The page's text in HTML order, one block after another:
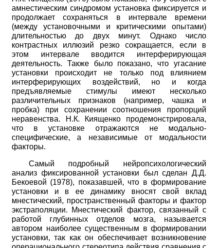
амнестическим синдромом установка фиксируется и
продолжает сохраняться в интервале времени
(между установочными и критическими опытами)
длительностью до двух минут. Однако число
контрастных иллюзий резко сокращается, если в
этом интервале вводится интерферирующая
деятельность. Также было показано, что угасание
установки происходит не только под влиянием
интерферирующих воздействий, но и когда
предъявляемые стимулы имеют несколько
различительных признаков (например, чашка и
пробка) при сохранении соотношения пропорций
неравенства. Н.К. Киященко продемонстрировала,
что в установке отражаются не модально-
специфические, а независимые от модальности
факторы.
Самый подробный нейропсихологический
анализ фиксированной установки был сделан Д.Д.
Бекоевой (1978), показавшей, что в формирование
установки и в ее динамику вносят свой вклад
мнестический, пространственный факторы и фактор
экстраполяции. Мнестический фактор, связанный с
работой глубинных отделов мозга, называется
автором наиболее существенным в формировании
установки, так как он обеспечивает возникновение